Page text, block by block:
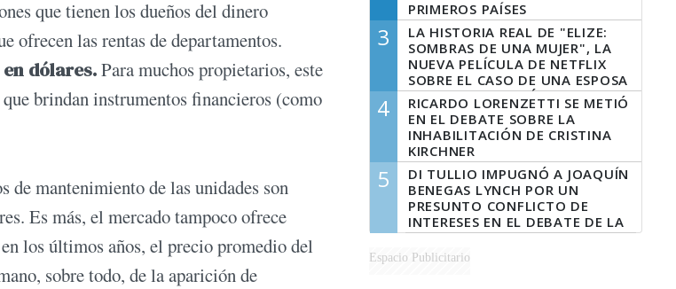
que tienen los dueños del dinero
ofrecen las rentas de departamentos.
dólares.Para muchos propietarios, este
brindan instrumentos financieros (como
de mantenimiento de las unidades son
Es más, el mercado tampoco ofrece
los últimos años, el precio promedio del
sobre todo, de la aparición de
PRIMEROS PAÍSES
LATINOAMERICANOS EN SER
DERROTADOS
3
LA HISTORIA REAL DE "ELIZE:
SOMBRAS DE UNA MUJER", LA
NUEVA PELÍCULA DE NETFLIX
SOBRE EL CASO DE UNA ESPOSA
QUE DESCUARTIZÓ A SU
MARIDO
4
RICARDO LORENZETTI SE METIÓ
EN EL DEBATE SOBRE LA
INHABILITACIÓN DE CRISTINA
KIRCHNER
5
DI TULLIO IMPUGNÓ A JOAQUÍN
BENEGAS LYNCH POR UN
PRESUNTO CONFLICTO DE
INTERESES EN EL DEBATE DE LA
LEY DE TIERRAS
Espacio Publicitario